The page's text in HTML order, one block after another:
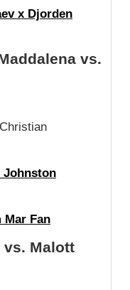
x Djorden
vs.
Johnston
Mar Fan
vs. Malott